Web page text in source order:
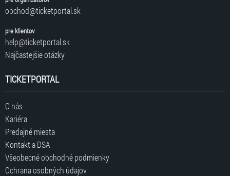
obchod@ticketportal.sk
pre klientov
help@ticketportal.sk
Najčastejšie otázky
TICKETPORTAL
O nás
Kariéra
Predajné miesta
Kontakt a DSA
Všeobecné obchodné podmienky
Ochrana osobných údajov